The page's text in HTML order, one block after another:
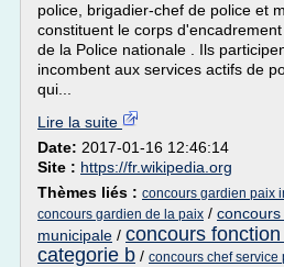
police, brigadier-chef de police et
constituent le corps
de la Police nationale . Ils
incombent aux services actifs de
qui...
Lire la suite
Date: 2017-01-16 12:46:14
Site : https://fr.wikipedia.org
Thèmes liés : concours gardien paix
concours gardien de la paix /
municipale / concours
categorie b / concours chef service